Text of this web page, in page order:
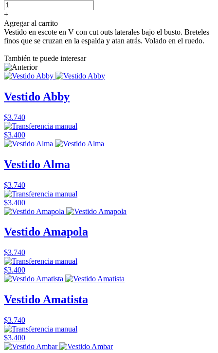
+
Agregar al carrito
Vestido en escote en V con cut outs laterales bajo el busto. Breteles
finos que se cruzan en la espalda y atan atrás. Volado en el ruedo.
También te puede interesar
Vestido Abby
$3.740
$3.400
Vestido Alma
$3.740
$3.400
Vestido Amapola
$3.740
$3.400
Vestido Amatista
$3.740
$3.400